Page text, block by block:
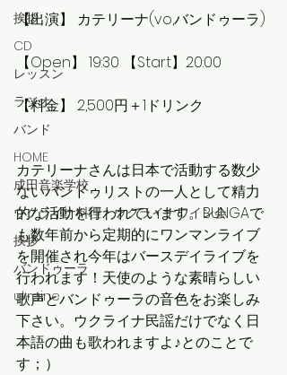
挨拶
CD
レッスン
ラジオ
バンド
HOME
成田音楽学校
ウクライナ料理・ウクライナワイン会
挨拶
バンドゥーラ
ukraine
【出演】 カテリーナ(vo,バンドゥーラ)
【Open】 19:30 【Start】20:00
【料金】 2,500円＋1ドリンク
カテリーナさんは日本で活動する数少
ないバンドゥリストの一人として精力
的な活動を行われています。BUNGAで
も数年前から定期的にワンマンライブ
を開催され今年はバースデイライブを
行われます！天使のような素晴らしい
歌声とバンドゥーラの音色をお楽しみ
下さい。ウクライナ民謡だけでなく日
本語の曲も歌われますよ♪とのことで
す；）